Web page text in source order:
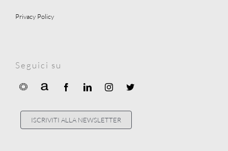
Privacy Policy
Seguici su
ISCRIVITI ALLA NEWSLETTER